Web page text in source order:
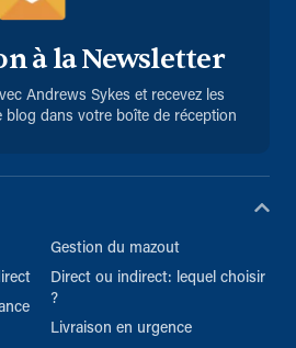
à la Newsletter
Andrews Sykes et recevez les
blog dans votre boîte de réception
Gestion du mazout
Direct ou indirect: lequel choisir
?
Livraison en urgence